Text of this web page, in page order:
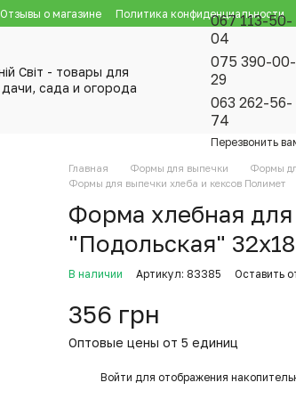
Отзывы о магазине Политика конфиденциальности
067 113-50-
04
075 390-00-
29
063 262-56-
74
Перезвонить
Главная Формы для выпечки
Формы
Формы для выпечки хлеба и кексов Полимет
Форма хлебная
"Подольская"
В наличии Артикул: 83385 Оставить
356 грн
Оптовые цены от 5 единиц
Войти для отображения